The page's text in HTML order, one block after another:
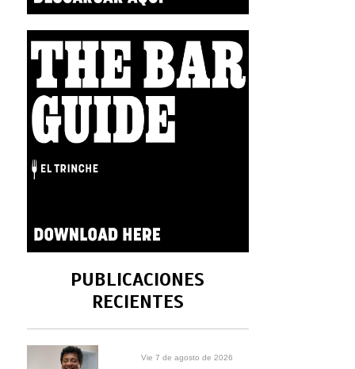
PUBLICACIONES
RECIENTES
Vie 7 de agosto de 2026